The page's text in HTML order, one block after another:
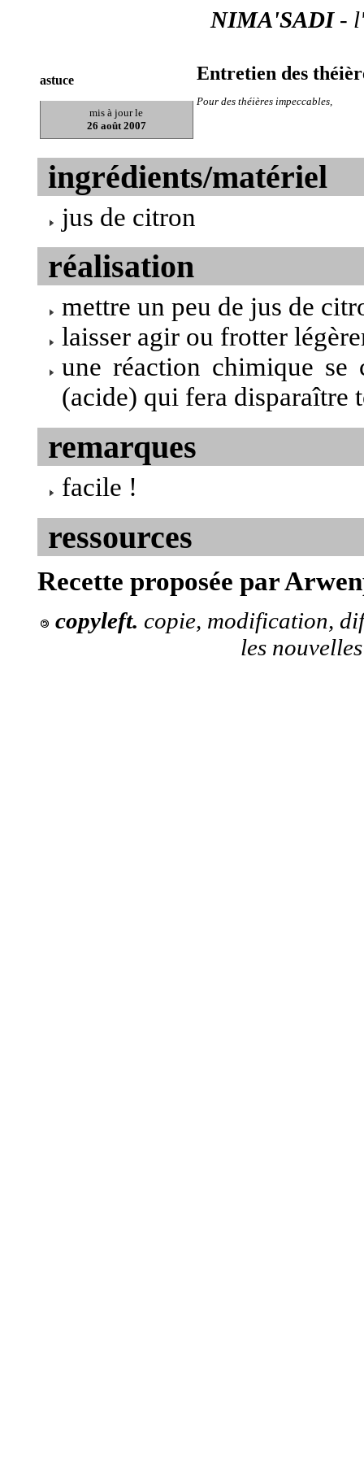
NIMA'SADI-
astuce
mis à jour le
26 août 2007
Entretien des
Pour des théières impeccables,
ingrédients/matériel
jus de citron
réalisation
mettre un peu de jus de
laisser agir ou frotter
une réaction chimique
(acide) qui fera disparaître
remarques
facile !
ressources
Recette proposée par
copyleft. copie, modification,
les